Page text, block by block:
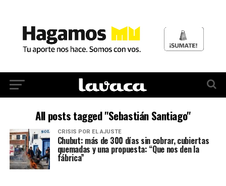
All posts tagged "Sebastián Santiago"
CRISIS POR EL AJUSTE
Chubut: más de 300 días sin cobrar, cubiertas
quemadas y una propuesta: “Que nos den la
fábrica”